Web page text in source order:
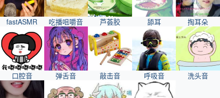
fastASMR 吃播咀嚼音 芦荟胶 舔耳 掏耳朵
口腔音 弹舌音 敲击音 呼吸音 洗头音